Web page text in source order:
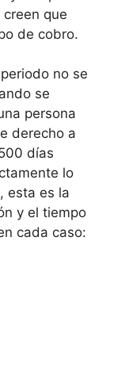
que
de cobro.
no se
se
persona
derecho a
días
lo
esta es la
y el tiempo
cada caso: